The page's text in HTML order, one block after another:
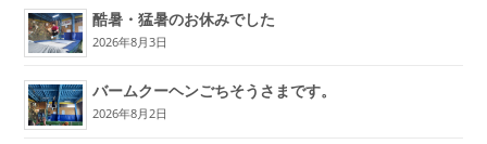
酷暑・猛暑のお休みでした
2026年8月3日
バームクーヘンごちそうさまです。
2026年8月2日